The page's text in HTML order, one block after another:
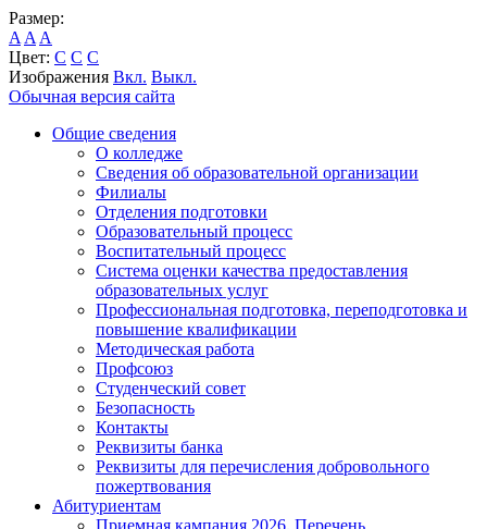
Размер:
A A A
Цвет: C C C
Изображения Вкл. Выкл.
Обычная версия сайта
Общие сведения
О колледже
Сведения об образовательной организации
Филиалы
Отделения подготовки
Образовательный процесс
Воспитательный процесс
Система оценки качества предоставления
образовательных услуг
Профессиональная подготовка, переподготовка и
повышение квалификации
Методическая работа
Профсоюз
Студенческий совет
Безопасность
Контакты
Реквизиты банка
Реквизиты для перечисления добровольного
пожертвования
Абитуриентам
Приемная кампания 2026. Перечень